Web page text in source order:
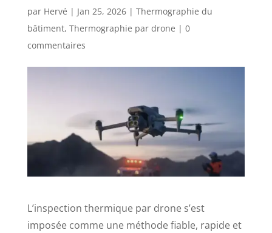
par Hervé | Jan 25, 2026| Thermographie du
bâtiment, Thermographie par drone | 0
commentaires
L’inspection thermique par drone s’est
imposée comme une méthode fiable, rapide et